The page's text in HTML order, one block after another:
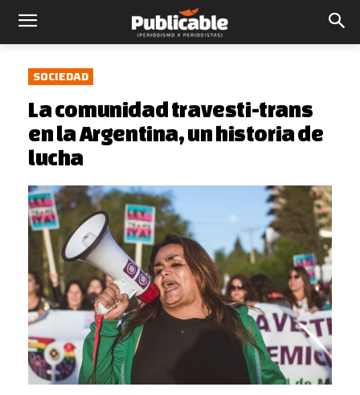
SOCIEDAD
La comunidad travesti-trans
en la Argentina, un historia de
lucha